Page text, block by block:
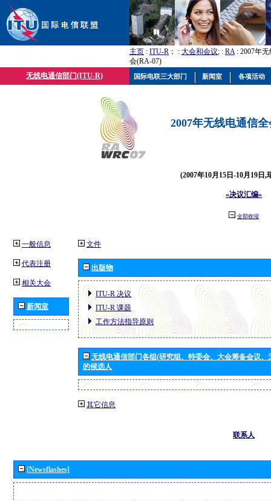
主页 : ITU-R ； : 大会和会议; : RA: 2007年
会(RA-07)
无线电通信部门(ITU-R)
2007年无线电通信
(2007年10月15日-10月19日,
«决议汇编»
全部收缩
一般信息
代表注册
相关大会
新闻室
文件
出版物
ITU-R 决议
ITU-R 课题
工作方法指导原则
无线电通信部门各组(研究组、特委会、大会筹备会议
的候选人
其它信息
联系人
[Newsflashes]
国际电联三大部门 新闻室 各项活动